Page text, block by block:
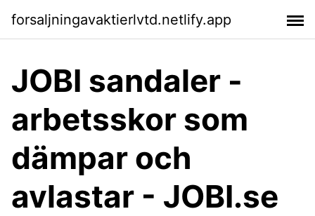
forsaljningavaktierlvtd.netlify.app
JOBI sandaler -
arbetsskor som
dämpar och
avlastar - JOBI.se